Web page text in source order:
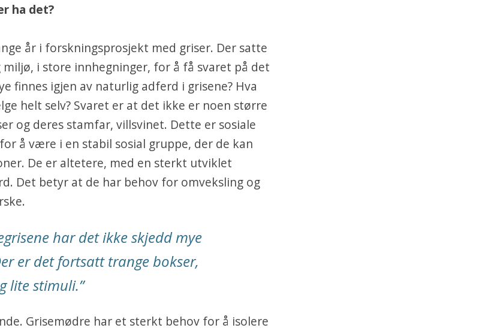
ha det?
år i forskningsprosjekt med griser. Der satte
i store innhegninger, for å få svaret på det
finnes igjen av naturlig adferd i grisene? Hva
helt selv? Svaret er at det ikke er noen større
og deres stamfar, villsvinet. Dette er sosiale
å være i en stabil sosial gruppe, der de kan
De er altetere, med en sterkt utviklet
Det betyr at de har behov for omveksling og
har det ikke skjedd mye
er det fortsatt trange bokser,
lite stimuli.”
Grisemødre har et sterkt behov for å isolere